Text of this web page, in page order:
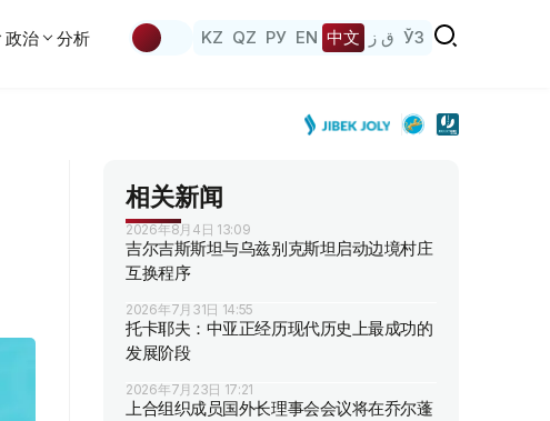
政治 分析 KZ QZ РУ EN 中文 ق ز ЎЗ
相关新闻
2026年8月4日 13:09
吉尔吉斯斯坦与乌兹别克斯坦启动边境村庄
互换程序
2026年7月31日 14:55
托卡耶夫：中亚正经历现代历史上最成功的
发展阶段
2026年7月23日 17:21
上合组织成员国外长理事会会议将在乔尔蓬